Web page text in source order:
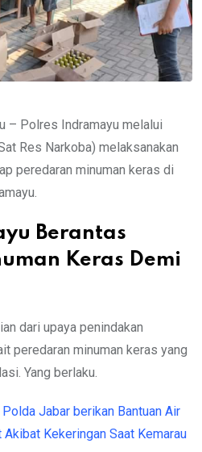
– Polres Indramayu melalui
Res Narkoba) melaksanakan
peredaran minuman keras di
Berantas
Keras Demi
dari upaya penindakan
peredaran minuman keras yang
Yang berlaku.
Jabar berikan Bantuan Air
Kekeringan Saat Kemarau